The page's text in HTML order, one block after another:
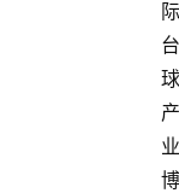
际
台
球
产
业
博